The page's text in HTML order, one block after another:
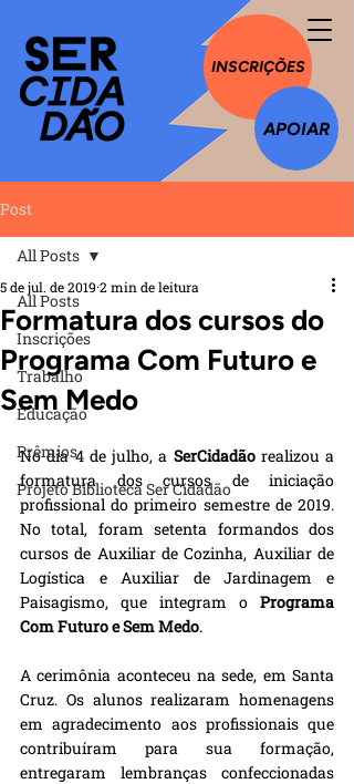
INSCRIÇÕES
APOIAR
Post
All Posts
Inscrições
Trabalho
Educação
Prêmios
Projeto Biblioteca Ser Cidadão
All Posts
Formatura dos cursos do
Programa Com Futuro e
Sem Medo
5 de jul. de 2019 2 min de leitura
No dia 4 de julho, a SerCidadão realizou a
formatura dos cursos de iniciação
profissional do primeiro semestre de 2019.
No total, foram setenta formandos dos
cursos de Auxiliar de Cozinha, Auxiliar de
Logística e Auxiliar de Jardinagem e
Paisagismo, que integram o Programa
Com Futuro e Sem Medo.
A cerimônia aconteceu na sede, em Santa
Cruz. Os alunos realizaram homenagens
em agradecimento aos profissionais que
contribuíram para sua formação,
entregaram lembranças confeccionadas